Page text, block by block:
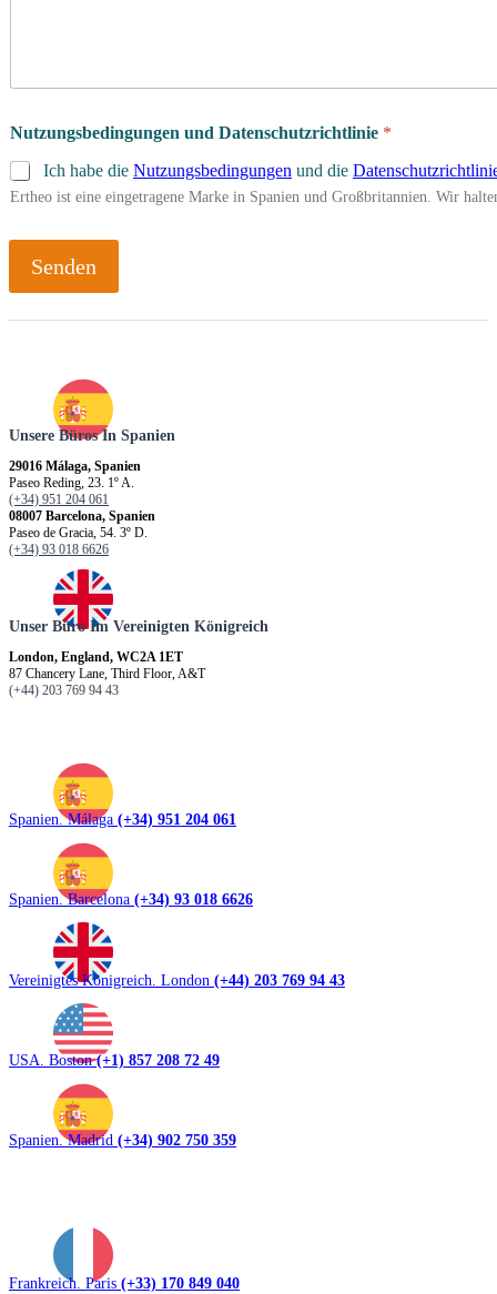
Nutzungsbedingungen und Datenschutzrichtlinie *
Ich habe die Nutzungsbedingungen und die
Ertheo ist eine eingetragene Marke in Spanien und Großbritannien. Wir
Senden
Unsere Büros In Spanien
29016 Málaga, Spanien
Paseo Reding, 23. 1º A.
(+34) 951 204 061
08007 Barcelona, Spanien
Paseo de Gracia, 54. 3º D.
(+34) 93 018 6626
Unser Büro Im Vereinigten Königreich
London, England, WC2A 1ET
87 Chancery Lane, Third Floor, A&T
(+44) 203 769 94 43
Spanien. Málaga (+34) 951 204 061
Spanien. Barcelona (+34) 93 018 6626
Vereinigtes Königreich. London (+44) 203 769 94 43
USA. Boston(+1) 857 208 72 49
Spanien. Madrid (+34) 902 750 359
Frankreich. Paris (+33) 170 849 040